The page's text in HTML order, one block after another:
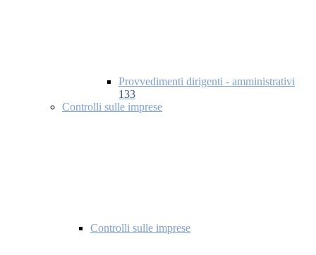
Provvedimenti dirigenti - amministrativi
133
Controlli sulle imprese
Controlli sulle imprese